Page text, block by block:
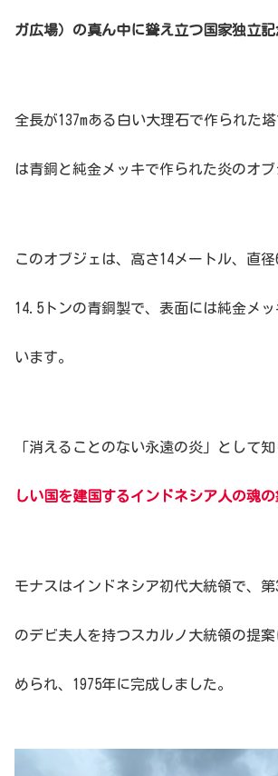
ガ広場）の真ん中に聳え立つ国家独立記
全長が137mある白い大理石で作られた
は青銅と純金メッキで作られた炎のオブ
このオブジェは、高さ14メートル、直
14.5トンの青銅製で、表面には純金メッ
います。
「消えることのない永遠の炎」として知
しい国を建国するインドネシア人の魂の
モナスはインドネシア初代大統領で、
のデビ夫人を持つスカルノ大統領の提
められ、1975年に完成しました。